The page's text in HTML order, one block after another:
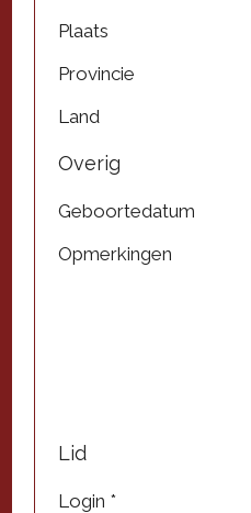
Plaats
Provincie
Land
Overig
Geboortedatum
Opmerkingen
Lid
Login *